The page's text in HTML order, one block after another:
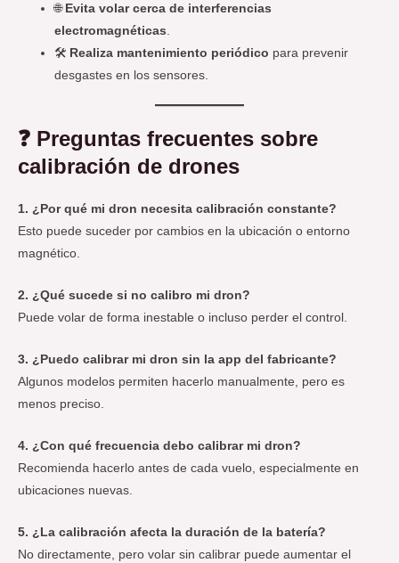
🌐 Evita volar cerca de interferencias
electromagnéticas
🛠️ Realiza mantenimiento periódico para prevenir
desgastes en los sensores.
❓ Preguntas frecuentes sobre
calibración de drones
1. ¿Por qué mi dron necesita calibración constante?
Esto puede suceder por cambios en la ubicación o entorno
magnético.
2. ¿Qué sucede si no calibro mi dron?
Puede volar de forma inestable o incluso perder el control.
3. ¿Puedo calibrar mi dron sin la app del fabricante?
Algunos modelos permiten hacerlo manualmente, pero es
menos preciso.
4. ¿Con qué frecuencia debo calibrar mi dron?
Recomienda hacerlo antes de cada vuelo, especialmente en
ubicaciones nuevas.
5. ¿La calibración afecta la duración de la batería?
No directamente, pero volar sin calibrar puede aumentar el